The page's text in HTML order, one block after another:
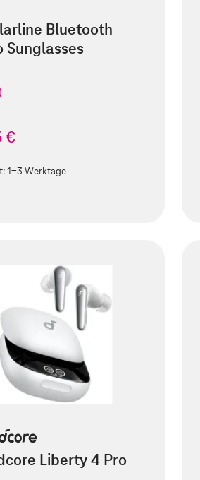
Bluetooth
Sunglasses
€
1-3 Werktage
Liberty 4 Pro